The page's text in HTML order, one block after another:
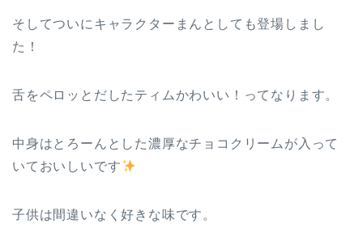
そしてついにキャラクターまんとしても登場しまし
た！
舌をペロッとだしたティムかわいい！ってなります。
中身はとろーんとした濃厚なチョコクリームが入って
いておいしいです
子供は間違いなく好きな味です。